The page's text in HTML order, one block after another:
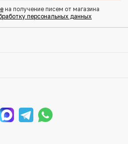
(AH 1341) Турция по
в нашем интернет-
несколько способов
Все отправления надежно и
что исключает возможность
на получение писем от магазина
персональных данных